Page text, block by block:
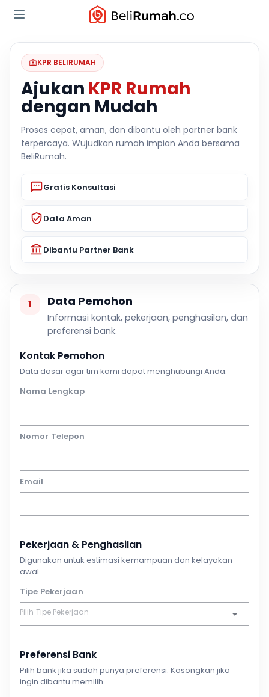
KPR BELIRUMAH
Ajukan KPR Rumah
dengan Mudah
Proses cepat, aman, dan dibantu oleh partner bank
terpercaya. Wujudkan rumah impian Anda bersama
BeliRumah.
Gratis Konsultasi
Data Aman
Dibantu Partner Bank
1 Data Pemohon
Informasi kontak, pekerjaan, penghasilan, dan
preferensi bank.
Kontak Pemohon
Data dasar agar tim kami dapat menghubungi Anda.
Nama Lengkap
Nomor Telepon
Email
Pekerjaan & Penghasilan
Digunakan untuk estimasi kemampuan dan kelayakan
awal.
Tipe Pekerjaan
Preferensi Bank
Pilih bank jika sudah punya preferensi. Kosongkan jika
ingin dibantu memilih.